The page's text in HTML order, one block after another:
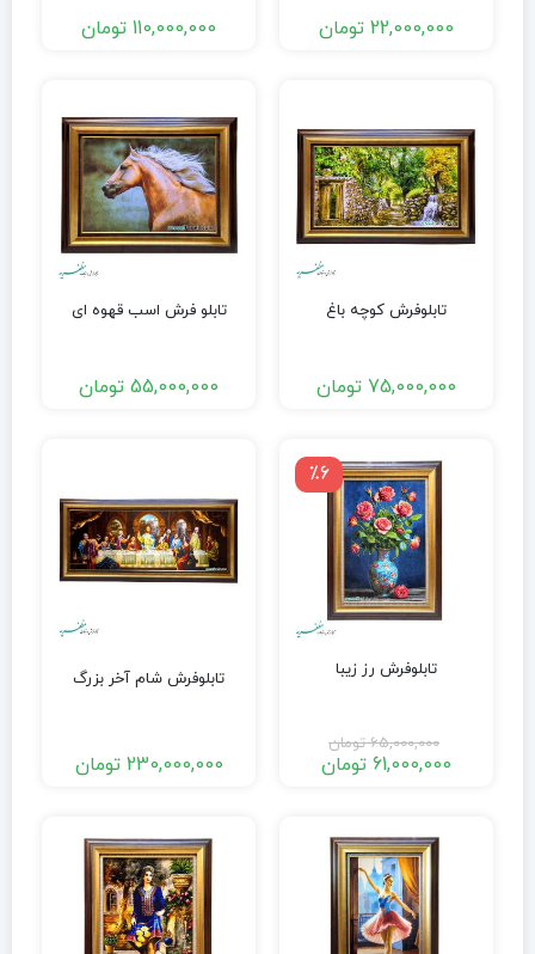
22,000,000 تومان 110,000,000 تومان
تابلوفرش کوچه باغ
75,000,000 تومان
تابلو فرش اسب قهوه ای
55,000,000 تومان
٪6
تابلوفرش رز زیبا
65,000,000 تومان
61,000,000 تومان
تابلوفرش شام آخر بزرگ
230,000,000 تومان